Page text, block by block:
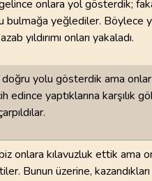
onlara yol gösterdik;
bulmağa yeğlediler. Böylece
yıldırımı onları yakaladı.
doğru yolu gösterdik ama
edince yaptıklarına karşılık
onlara kılavuzluk ettik ama
Bunun üzerine,